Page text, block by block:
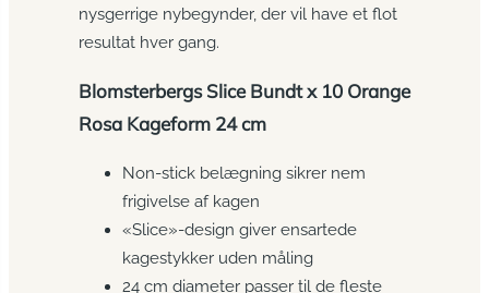
nysgerrige nybegynder, der vil have et flot
resultat hver gang.
Blomsterbergs Slice Bundt x 10 Orange
Rosa Kageform 24 cm
Non-stick belægning sikrer nem
frigivelse af kagen
«Slice»-design giver ensartede
kagestykker uden måling
24 cm diameter passer til de fleste